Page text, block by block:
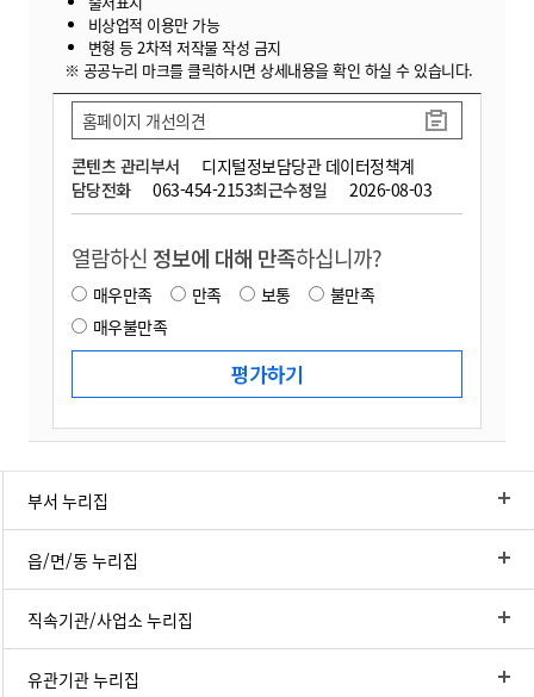
비상업적 이용만 가능
변형 등 2차적 저작물 작성 금지
※ 공공누리 마크를 클릭하시면 상세내용을 확인 하실 수 있습니다.
콘텐츠 관리부서
디지털정보담당관 데이터정책계
담당전화
063-454-2153최근수정일 2026-08-03
홈페이지 개선의견
열람하신 정보에 대해 만족하십니까?
매우만족 만족 보통
불만족
매우불만족
부서 누리집
읍/면/동 누리집
직속기관/사업소 누리집
유관기관 누리집